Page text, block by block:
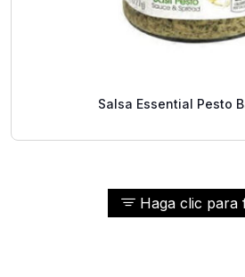
Haga clic para
Salsa Essential Pesto